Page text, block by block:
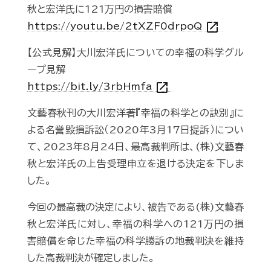
秋と宏洋氏に121万円の損害賠償
https://youtu.be/2tXZF0drpoQ open_in_new
【公式見解】大川宏洋氏についての幸福の科学グル
ープ見解
https://bit.ly/3rbHmfa open_in_new
文藝春秋刊の大川宏洋著『幸福の科学との訣別』に
よる名誉毀損訴訟（2020年3月17日提訴）につい
て、2023年8月24日、最高裁判所は、(株)文藝春
秋と宏洋氏の上告受理申立を退ける決定を下しま
した。
今回の最高裁の決定により、被告である(株)文藝春
秋と宏洋氏に対し、幸福の科学への121万円の損
害賠償を命じた幸福の科学勝訴の地裁判決を維持
した高裁判決が確定しました。